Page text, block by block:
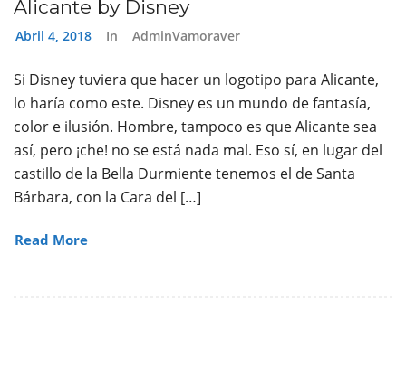
Alicante by Disney
Abril 4, 2018 In AdminVamoraver
Si Disney tuviera que hacer un logotipo para Alicante,
lo haría como este. Disney es un mundo de fantasía,
color e ilusión. Hombre, tampoco es que Alicante sea
así, pero ¡che! no se está nada mal. Eso sí, en lugar del
castillo de la Bella Durmiente tenemos el de Santa
Bárbara, con la Cara del […]
Read More